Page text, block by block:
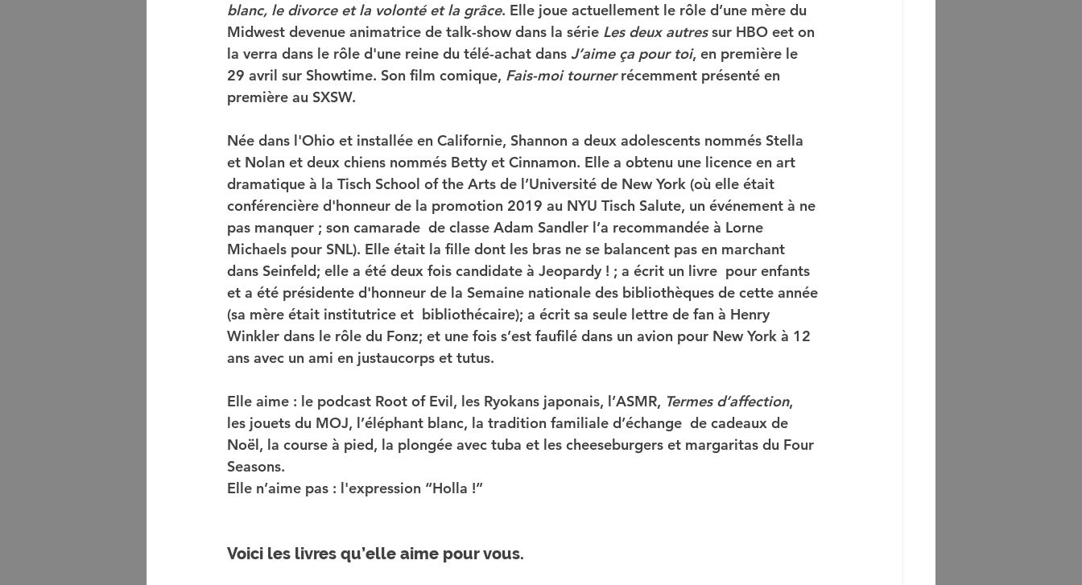
blanc, le divorce et la volonté et la grâce. Elle joue actuellement le rôle d’une mère du
Midwest devenue animatrice de talk-show dans la série Les deux autres sur HBO eet on
la verra dans le rôle d'une reine du télé-achat dans J’aime ça pour toi, en première le
29 avril sur Showtime. Son film comique, Fais-moi tourner récemment présenté en
première au SXSW.
Née dans l'Ohio et installée en Californie, Shannon a deux adolescents nommés Stella
et Nolan et deux chiens nommés Betty et Cinnamon. Elle a obtenu une licence en art
dramatique à la Tisch School of the Arts de l’Université de New York (où elle était
conférencière d'honneur de la promotion 2019 au NYU Tisch Salute, un événement à ne
pas manquer ; son camarade  de classe Adam Sandler l’a recommandée à Lorne
Michaels pour SNL). Elle était la fille dont les bras ne se balancent pas en marchant
dans Seinfeld; elle a été deux fois candidate à Jeopardy ! ; a écrit un livre  pour enfants
et a été présidente d'honneur de la Semaine nationale des bibliothèques de cette année
(sa mère était institutrice et  bibliothécaire); a écrit sa seule lettre de fan à Henry
Winkler dans le rôle du Fonz; et une fois s’est faufilé dans un avion pour New York à 12
ans avec un ami en justaucorps et tutus.
Elle aime : le podcast Root of Evil, les Ryokans japonais, l’ASMR, Termes d’affection,
les jouets du MOJ, l’éléphant blanc, la tradition familiale d’échange  de cadeaux de
Noël, la course à pied, la plongée avec tuba et les cheeseburgers et margaritas du Four
Seasons.
Elle n’aime pas : l'expression “Holla !”
Voici les livres qu’elle aime pour vous.